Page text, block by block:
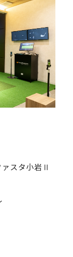
スタ小岩Ⅱ